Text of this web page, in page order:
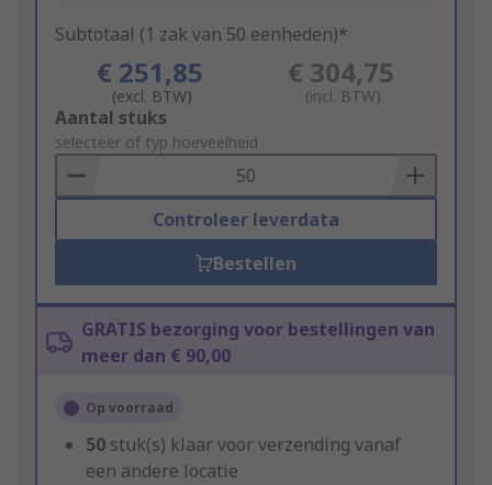
Subtotaal (1 zak van 50 eenheden)*
€ 251,85
(excl. BTW)
€ 304,75
(incl. BTW)
Add
to
Basket
Aantal stuks
selecteer of typ hoeveelheid
Controleer leverdata
Bestellen
GRATIS bezorging voor bestellingen van
meer dan € 90,00
Op voorraad
50 stuk(s) klaar voor verzending vanaf
een andere locatie